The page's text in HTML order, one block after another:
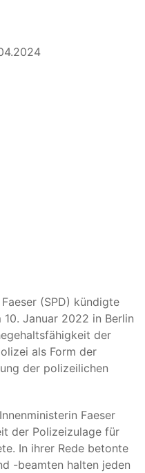
(SPD) kündigte
Januar 2022 in Berlin
der
als Form der
der polizeilichen
Faeser
der Polizeizulage für
In ihrer Rede betonte
-beamten halten jeden